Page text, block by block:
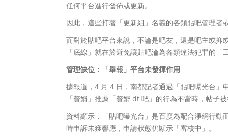
任何平台進行發佈或更新。
因此，這些打著「更新組」名義的各類貼吧管理
而對於貼吧平台來說，不論是吧友，還是吧主或
「底線」就在於避免讓貼吧淪為各類違法犯罪的「
管理缺位：「舉報」平台未發揮作用
據報道，4 月 4 日，南都記者通過「貼吧曝光台
「贅婿」推薦「贅婿 dt 吧」的行為不當時，帖子
資料顯示，「貼吧曝光台」是百度為配合淨網行
時申訴未獲響應，申請狀態仍顯示「審核中」。